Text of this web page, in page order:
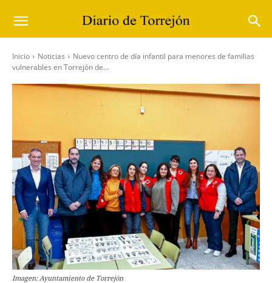
Inicio Noticias
Nuevo centro de día infantil para menores de familias
vulnerables en Torrejón de...
Imagen: Ayuntamiento de Torrejón